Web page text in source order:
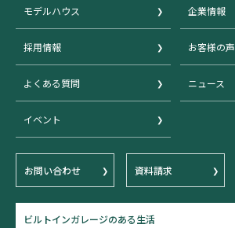
モデルハウス 企業情報
採用情報 お客様の声
よくある質問 ニュース
イベント
お問い合わせ 資料請求
ビルトインガレージのある生活